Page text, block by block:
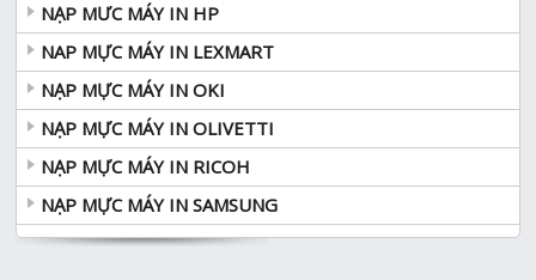
NẠP MƯC MÁY IN HP
NAP MỰC MÁY IN LEXMART
NẠP MỰC MÁY IN OKI
NẠP MỰC MÁY IN OLIVETTI
NẠP MỰC MÁY IN RICOH
NẠP MỰC MÁY IN SAMSUNG